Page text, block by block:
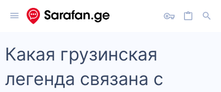
Какая грузинская
легенда связана с